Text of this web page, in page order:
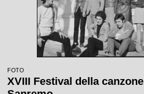
FOTO
XVIII Festival della